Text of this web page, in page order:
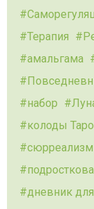
Терапия
амальгама
набор
колоды Таро
сюрреализм
дневник